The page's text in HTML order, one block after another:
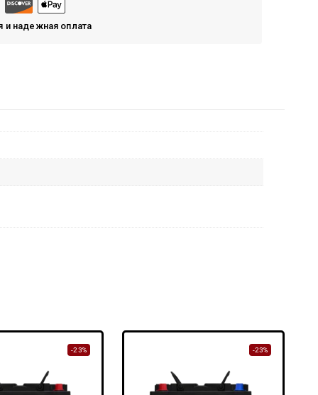
и надежная оплата
-23% -23%